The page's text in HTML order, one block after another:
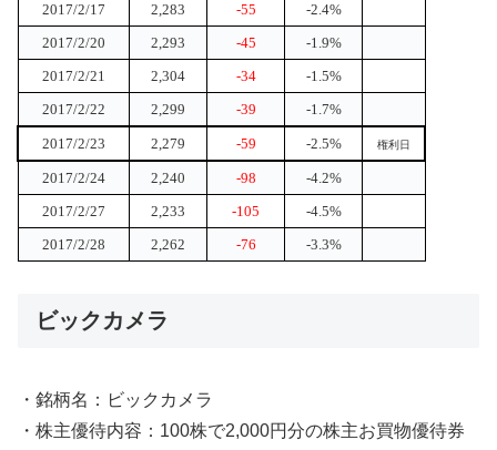
2017/2/17
2,283 -55
-2.4%
2017/2/20
2,293 -45
-1.9%
2017/2/21
2,304 -34
-1.5%
2017/2/22
2,299 -39 -1.7%
2017/2/23 2,279 -59 -2.5% 権利日
2017/2/24 2,240 -98
-4.2%
2017/2/27
2,233 -105
-4.5%
2017/2/28
2,262 -76 -3.3%
ビックカメラ
・銘柄名：ビックカメラ
・株主優待内容：100株で2,000円分の株主お買物優待券